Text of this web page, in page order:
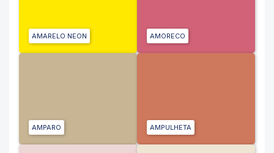
AMARELO NEON AMORECO
AMPARO AMPULHETA